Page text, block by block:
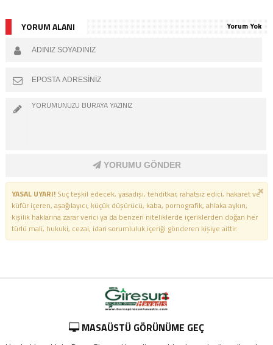
YORUM ALANI Yorum Yok
YORUMU GÖNDER
YASAL UYARI!Suç teşkil edecek, yasadışı, tehditkar, rahatsız edici, hakaret ve
küfür içeren, aşağılayıcı, küçük düşürücü, kaba, pornografik, ahlaka aykırı,
kişilik haklarına zarar verici ya da benzeri niteliklerde içeriklerden doğan her
türlü mali, hukuki, cezai, idari sorumluluk içeriği gönderen kişiye aittir.
MASAÜSTÜ GÖRÜNÜME GEÇ